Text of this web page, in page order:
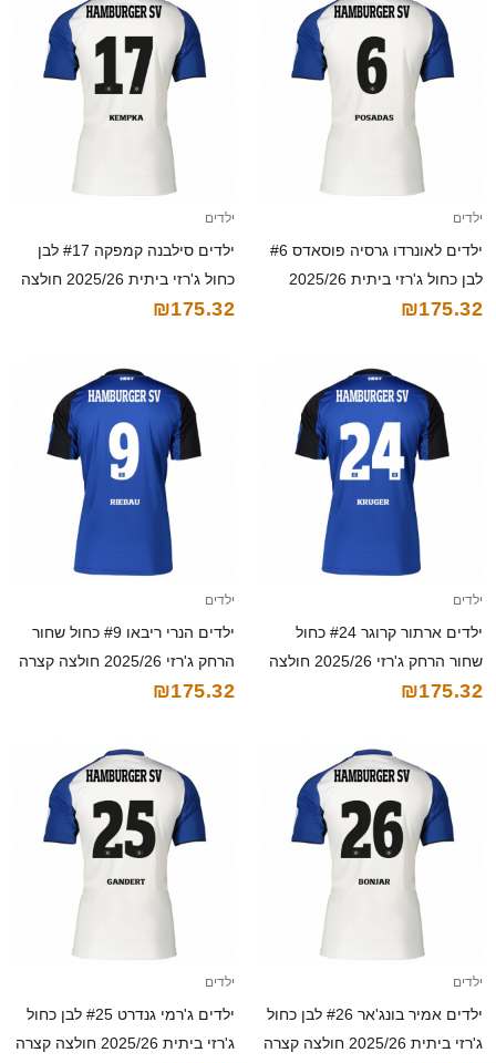
ילדים
ילדים לאונרדו גרסיה פוסאדס #6
לבן כחול ג'רזי ביתית 2025/26
חולצה קצרה
₪175.32
ילדים
ילדים סילבנה קמפקה #17 לבן
כחול ג'רזי ביתית 2025/26 חולצה
קצרה
₪175.32
ילדים
ילדים ארתור קרוגר #24 כחול
שחור הרחק ג'רזי 2025/26 חולצה
קצרה
₪175.32
ילדים
ילדים הנרי ריבאו #9 כחול שחור
הרחק ג'רזי 2025/26 חולצה קצרה
₪175.32
ילדים
ילדים אמיר בונג'אר #26 לבן כחול
ג'רזי ביתית 2025/26 חולצה קצרה
ילדים
ילדים ג'רמי גנדרט #25 לבן כחול
ג'רזי ביתית 2025/26 חולצה קצרה